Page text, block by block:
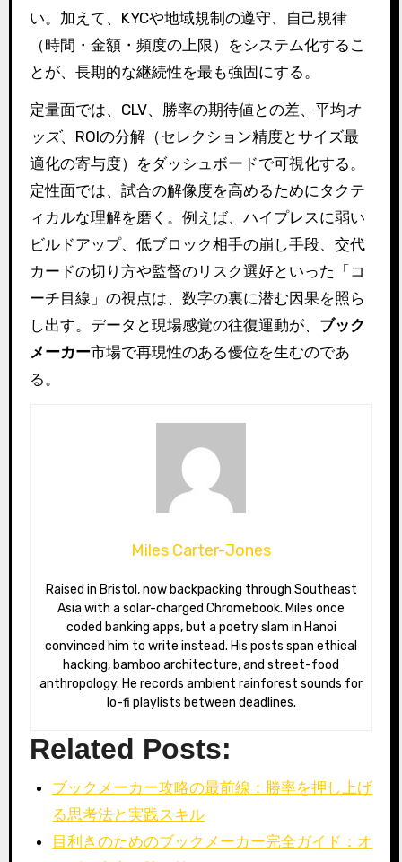
い。加えて、KYCや地域規制の遵守、自己規律
（時間・金額・頻度の上限）をシステム化するこ
とが、長期的な継続性を最も強固にする。
定量面では、CLV、勝率の期待値との差、平均オ
ッズ、ROIの分解（セレクション精度とサイズ最
適化の寄与度）をダッシュボードで可視化する。
定性面では、試合の解像度を高めるためにタクテ
ィカルな理解を磨く。例えば、ハイプレスに弱い
ビルドアップ、低ブロック相手の崩し手段、交代
カードの切り方や監督のリスク選好といった「コ
ーチ目線」の視点は、数字の裏に潜む因果を照ら
し出す。データと現場感覚の往復運動が、 ブック
メーカー市場で再現性のある優位を生むのであ
る。
Miles Carter-Jones
Raised in Bristol, now backpacking through Southeast
Asia with a solar-charged Chromebook. Miles once
coded banking apps, but a poetry slam in Hanoi
convinced him to write instead. His posts span ethical
hacking, bamboo architecture, and street-food
anthropology. He records ambient rainforest sounds for
lo-fi playlists between deadlines.
Related Posts:
ブックメーカー攻略の最前線：勝率を押し上げ
る思考法と実践スキル
目利きのためのブックメーカー完全ガイド：オ